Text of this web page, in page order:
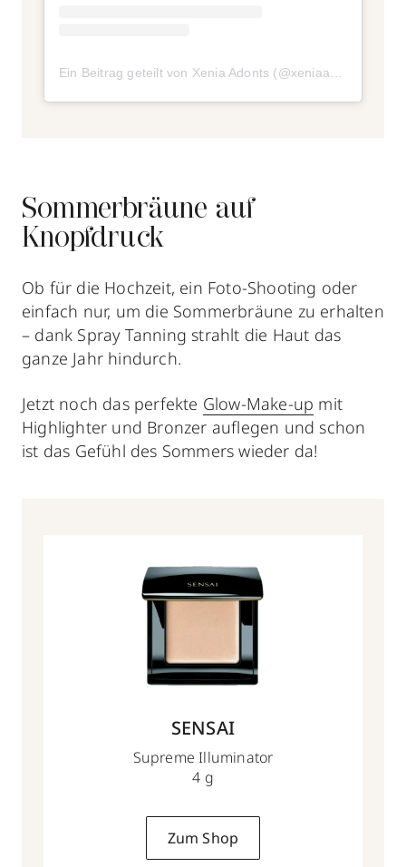
Sommerbräune auf
Knopfdruck
Ob für die Hochzeit, ein Foto-Shooting oder
einfach nur, um die Sommerbräune zu erhalten
– dank Spray Tanning strahlt die Haut das
ganze Jahr hindurch.
Jetzt noch das perfekte Glow-Make-up mit
Highlighter und Bronzer auflegen und schon
ist das Gefühl des Sommers wieder da!
SENSAI
Supreme Illuminator
4 g
Zum Shop